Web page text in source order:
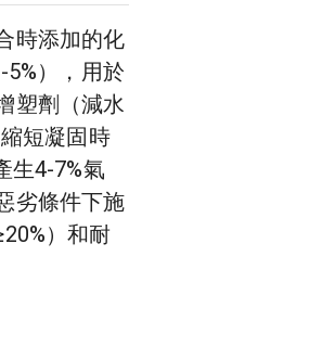
時添加的化
5%），用於
塑劑（減水
短凝固時
生4-7%氣
劣條件下施
）和耐